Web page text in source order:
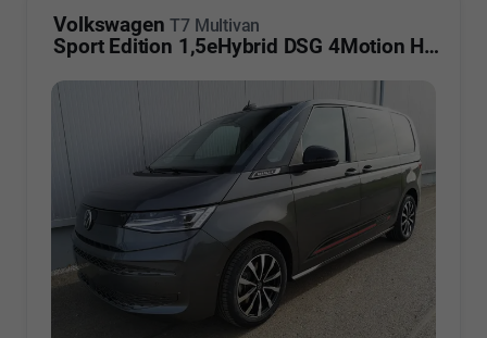
Volkswagen T7 Multivan
Sport Edition 1,5eHybrid DSG 4Motion High KÜ 5 Sitzer